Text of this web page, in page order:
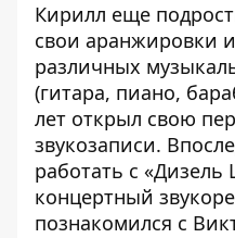
Кирилл еще
свои аранжировки
различных
(гитара, пиано,
лет открыл свою
звукозаписи.
работать с
концертный
познакомился с